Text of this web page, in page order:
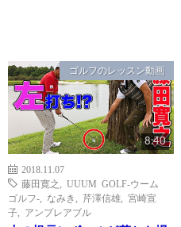
ゴルフのレッスン動画
8:40
2018.11.07
藤田寛之
UUUM GOLF-ウーム
ゴルフ-
なみき 芹澤信雄
宮崎宣
子
アンプレアブル